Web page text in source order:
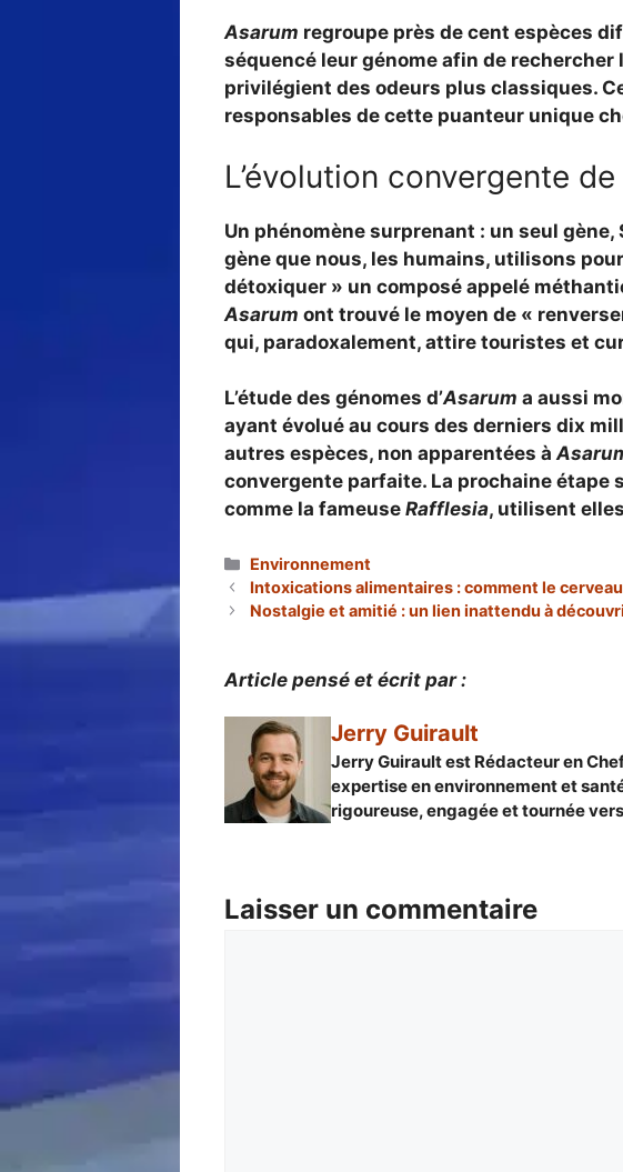
Asarum regroupe près de cent espèces
séquencé leur génome afin de rechercher
privilégient des odeurs plus classiques.
responsables de cette puanteur unique
L’évolution convergente
Un phénomène surprenant : un seul gène,
gène que nous, les humains, utilisons
détoxiquer » un composé appelé
Asarum ont trouvé le moyen de «
qui, paradoxalement, attire touristes et
L’étude des génomes d’Asarum a aussi
ayant évolué au cours des derniers dix
autres espèces, non apparentées à
convergente parfaite. La prochaine étape
comme la fameuse Rafflesia, utilisent
Catégories
Environnement
Intoxications alimentaires : comment le
Nostalgie et amitié : un lien inattendu à
Article pensé et écrit par :
Jerry Guirault
Jerry Guirault est Rédacteur en
expertise en environnement et
rigoureuse, engagée et tournée
Laisser un commentaire